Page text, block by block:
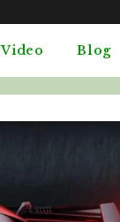
Video Blog